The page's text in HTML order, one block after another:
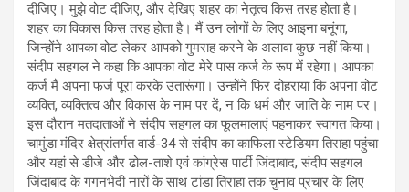
दीजिए। मुझे वोट दीजिए, और देखिए शहर का नेतृत्व किस तरह होता है।
शहर का विकास किस तरह होता है। मैं उन लोगों के लिए आइना बनूंगा,
जिन्होंने आपका वोट लेकर आपको गुमराह करने के अलावा कुछ नहीं किया।
संदीप सहगल ने कहा कि आपका वोट मेरे पास कर्ज के रूप में रहेगा। आपका
कर्ज मैं अपना फर्ज पूरा करके उतारूंगा। उन्होंने फिर दोहराया कि अपना वोट
व्यक्ति, व्यक्तित्व और विकास के नाम पर दें, न कि धर्म और जाति के नाम पर।
इस दौरान मतदाताओं ने संदीप सहगल का फूलमालाएं पहनाकर स्वागत किया।
चामुंडा मंदिर क्षेत्रांतर्गत वार्ड-34 से संदीप का काफिला स्टेडियम तिराहा पहुंचा
और यहां से डीजे और ढोल-ताशे एवं कांग्रेस पार्टी जिंदाबाद, संदीप सहगल
जिंदाबाद के गगनभेदी नारों के साथ टांडा तिराहा तक चुनाव प्रचार के लिए